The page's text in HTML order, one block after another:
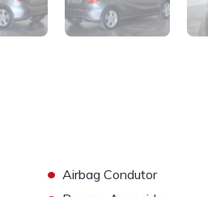
• Airbag Condutor